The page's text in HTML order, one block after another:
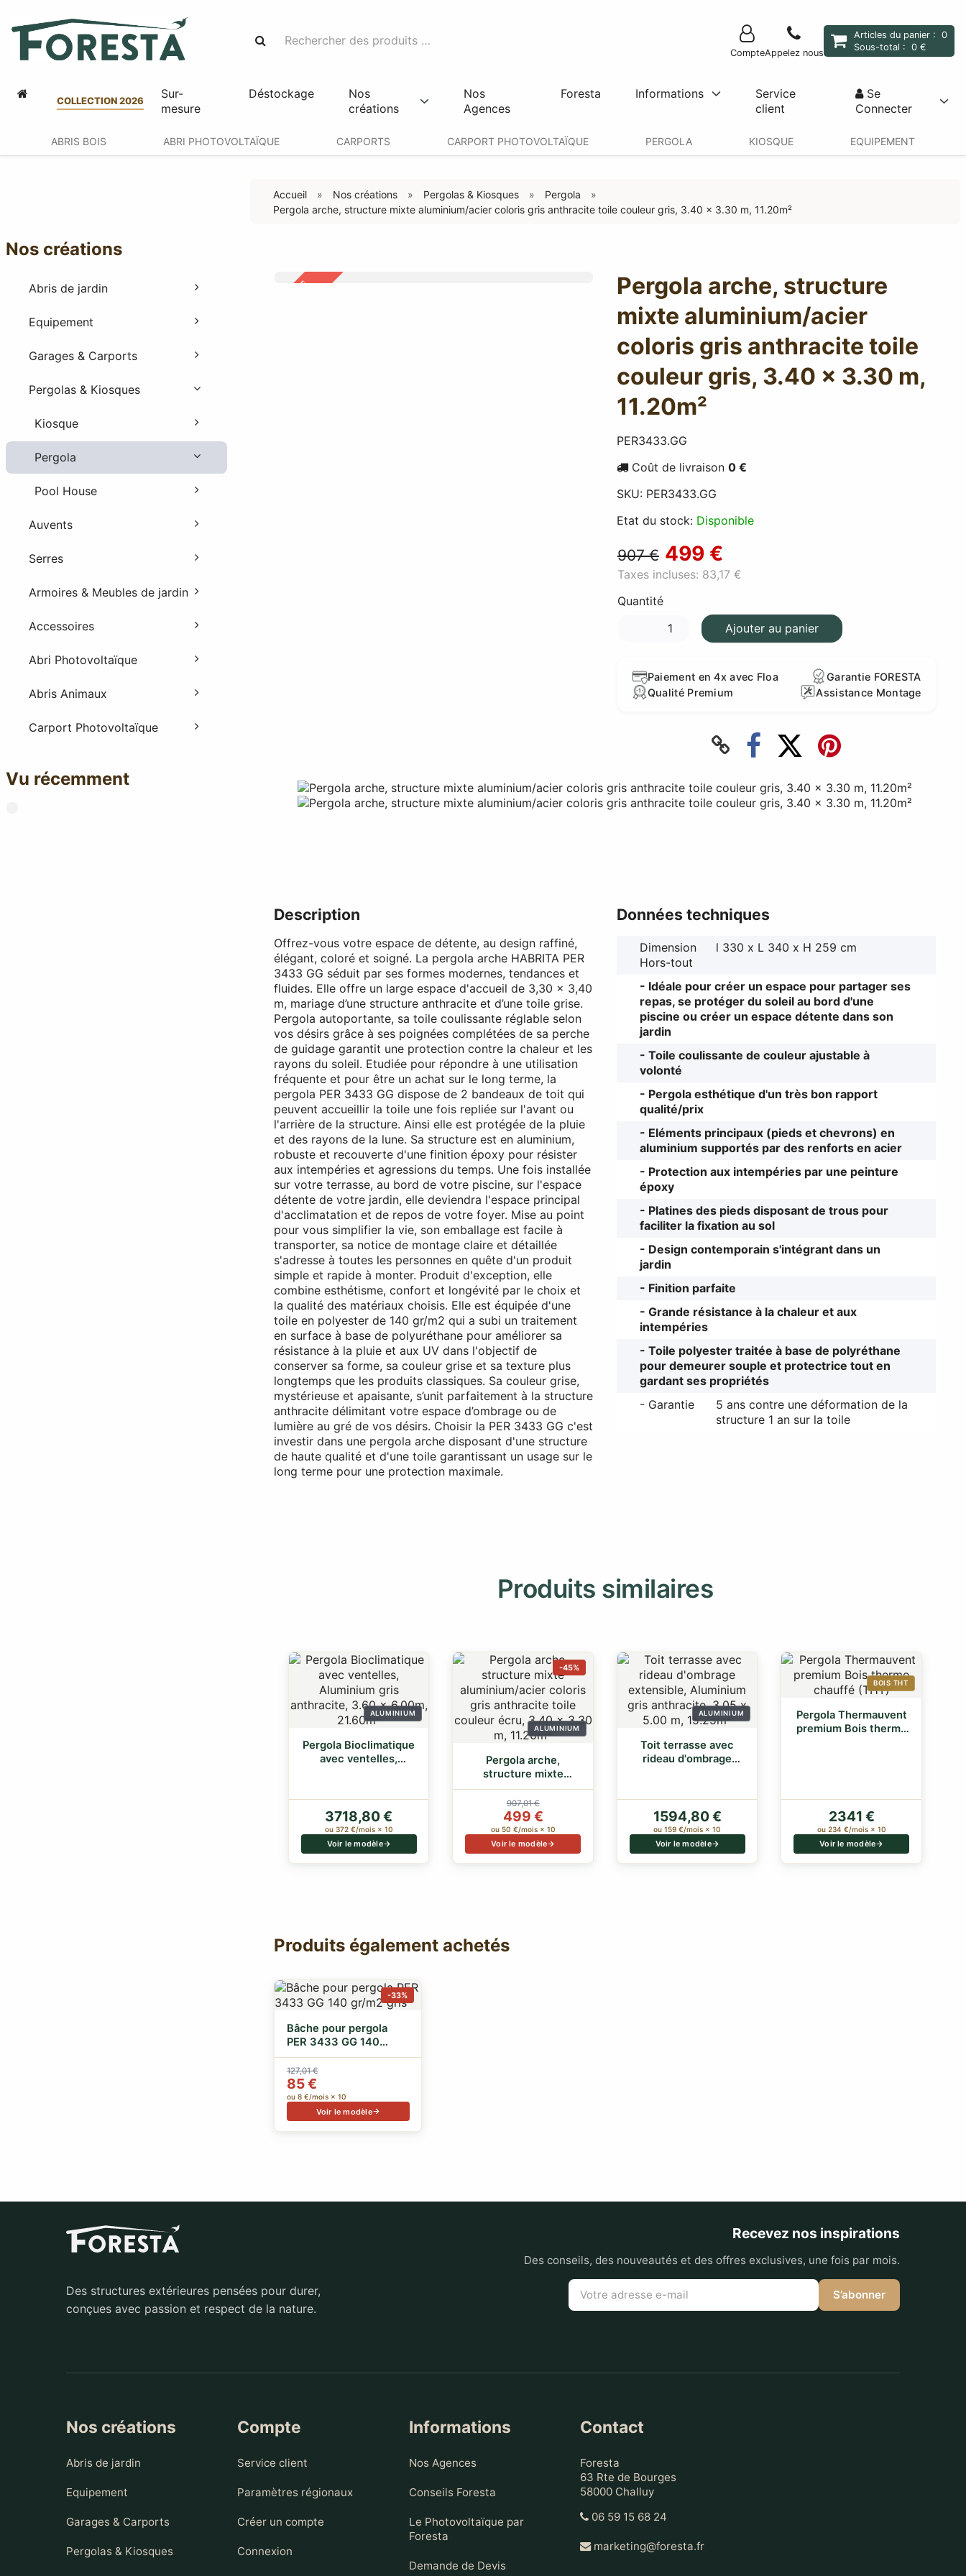
CompteAppelez nous
Articles du panier : 0
Sous-total : 0 €
COLLECTION 2026
Sur-
mesure
Déstockage
Nos
créations
Nos
Agences
Foresta Informations
Service
client
Se
Connecter
ABRIS BOIS ABRI PHOTOVOLTAÏQUE CARPORTS CARPORT PHOTOVOLTAÏQUE PERGOLA KIOSQUE EQUIPEMENT
Nos créations
Abris de jardin
Equipement
Garages & Carports
Pergolas & Kiosques
Kiosque
Pergola
Pool House
Auvents
Serres
Armoires & Meubles de jardin
Accessoires
Abri Photovoltaïque
Abris Animaux
Carport Photovoltaïque
Vu récemment
Accueil Nos créations Pergolas & Kiosques
Pergola
Pergola arche, structure mixte aluminium/acier coloris gris anthracite toile couleur gris, 3.40 x 3.30 m, 11.20m²
OFFRE
Pergola arche, structure
mixte aluminium/acier
coloris gris anthracite toile
couleur gris, 3.40 x 3.30 m,
11.20m²
PER3433.GG
Coût de livraison 0 €
SKU: PER3433.GG
Etat du stock: Disponible
907 € 499 €
Taxes incluses: 83,17 €
Quantité
Ajouter au panier
Paiement en 4x avec Floa
Garantie FORESTA
Qualité Premium
Assistance Montage
Description
Offrez-vous votre espace de détente, au design raffiné,
élégant, coloré et soigné. La pergola arche HABRITA PER
3433 GG séduit par ses formes modernes, tendances et
fluides. Elle offre un large espace d'accueil de 3,30 x 3,40
m, mariage d’une structure anthracite et d’une toile grise.
Pergola autoportante, sa toile coulissante réglable selon
vos désirs grâce à ses poignées complétées de sa perche
de guidage garantit une protection contre la chaleur et les
rayons du soleil. Etudiée pour répondre à une utilisation
fréquente et pour être un achat sur le long terme, la
pergola PER 3433 GG dispose de 2 bandeaux de toit qui
peuvent accueillir la toile une fois repliée sur l'avant ou
l'arrière de la structure. Ainsi elle est protégée de la pluie
et des rayons de la lune. Sa structure est en aluminium,
robuste et recouverte d'une finition époxy pour résister
aux intempéries et agressions du temps. Une fois installée
sur votre terrasse, au bord de votre piscine, sur l'espace
détente de votre jardin, elle deviendra l'espace principal
d'acclimatation et de repos de votre foyer. Mise au point
pour vous simplifier la vie, son emballage est facile à
transporter, sa notice de montage claire et détaillée
s'adresse à toutes les personnes en quête d'un produit
simple et rapide à monter. Produit d'exception, elle
combine esthétisme, confort et longévité par le choix et
la qualité des matériaux choisis. Elle est équipée d'une
toile en polyester de 140 gr/m2 qui a subi un traitement
en surface à base de polyuréthane pour améliorer sa
résistance à la pluie et aux UV dans l'objectif de
conserver sa forme, sa couleur grise et sa texture plus
longtemps que les produits classiques. Sa couleur grise,
mystérieuse et apaisante, s’unit parfaitement à la structure
anthracite délimitant votre espace d’ombrage ou de
lumière au gré de vos désirs. Choisir la PER 3433 GG c'est
investir dans une pergola arche disposant d'une structure
de haute qualité et d'une toile garantissant un usage sur le
long terme pour une protection maximale.
Données techniques
Dimension
Hors-tout
l 330 x L 340 x H 259 cm
- Idéale pour créer un espace pour partager ses
repas, se protéger du soleil au bord d'une
piscine ou créer un espace détente dans son
jardin
- Toile coulissante de couleur ajustable à
volonté
- Pergola esthétique d'un très bon rapport
qualité/prix
- Eléments principaux (pieds et chevrons) en
aluminium supportés par des renforts en acier
- Protection aux intempéries par une peinture
époxy
- Platines des pieds disposant de trous pour
faciliter la fixation au sol
- Design contemporain s'intégrant dans un
jardin
- Finition parfaite
- Grande résistance à la chaleur et aux
intempéries
- Toile polyester traitée à base de polyréthane
pour demeurer souple et protectrice tout en
gardant ses propriétés
- Garantie
5 ans contre une déformation de la
structure 1 an sur la toile
Produits similaires
ALUMINIUM
Pergola Bioclimatique
avec ventelles,
3718,80 €
ou 372 €/mois × 10
Voir le modèle
-45%
ALUMINIUM
Pergola arche,
structure mixte
aluminium/acier
color…
907,01 €
499 €
ou 50 €/mois × 10
Voir le modèle
ALUMINIUM
Toit terrasse avec
rideau d'ombrage
1594,80 €
ou 159 €/mois × 10
Voir le modèle
BOIS THT
Pergola Thermauvent
premium Bois thermo
2341 €
ou 234 €/mois × 10
Voir le modèle
Produits également achetés
-33%
Bâche pour pergola
PER 3433 GG 140
gr/m2 gris
127,01 €
85 €
ou 8 €/mois × 10
Voir le modèle
Des structures extérieures pensées pour durer,
conçues avec passion et respect de la nature.
Recevez nos inspirations
Des conseils, des nouveautés et des offres exclusives, une fois par mois.
S’abonner
Nos créations
Abris de jardin
Equipement
Garages & Carports
Pergolas & Kiosques
Compte
Service client
Paramètres régionaux
Créer un compte
Connexion
Informations
Nos Agences
Conseils Foresta
Le Photovoltaïque par
Foresta
Demande de Devis
Contact
Foresta
63 Rte de Bourges
58000 Challuy
06 59 15 68 24
marketing@foresta.fr